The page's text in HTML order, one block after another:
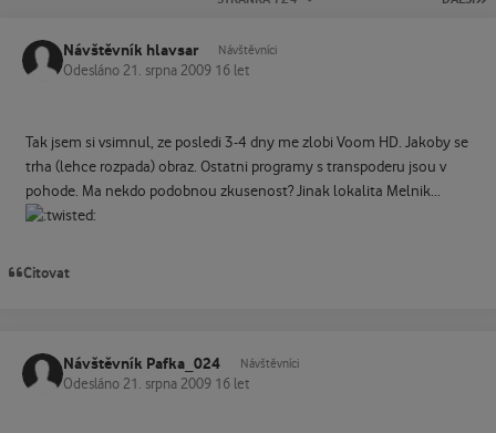
Návštěvník hlavsar Návštěvníci
Odesláno 21. srpna 2009 16 let
Tak jsem si vsimnul, ze posledi 3-4 dny me zlobi Voom HD. Jakoby se
trha (lehce rozpada) obraz. Ostatni programy s transpoderu jsou v
pohode. Ma nekdo podobnou zkusenost? Jinak lokalita Melnik...
Citovat
Návštěvník Pafka_024 Návštěvníci
Odesláno 21. srpna 2009 16 let